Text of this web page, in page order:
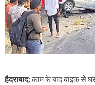
हैदराबाद:काम के बाद बाइक से